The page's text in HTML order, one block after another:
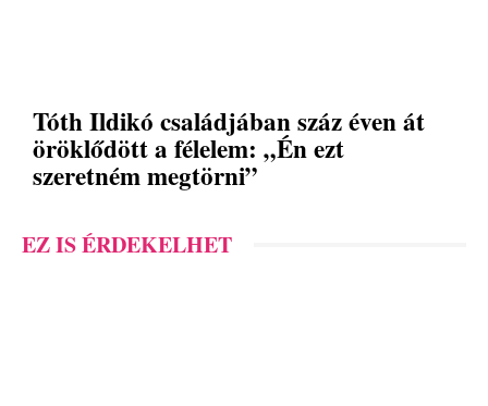
Tóth Ildikó családjában száz éven át
öröklődött a félelem: „Én ezt
szeretném megtörni”
EZ IS ÉRDEKELHET